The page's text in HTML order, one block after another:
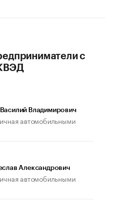
с
Владимирович
автомобильными
Александрович
автомобильными